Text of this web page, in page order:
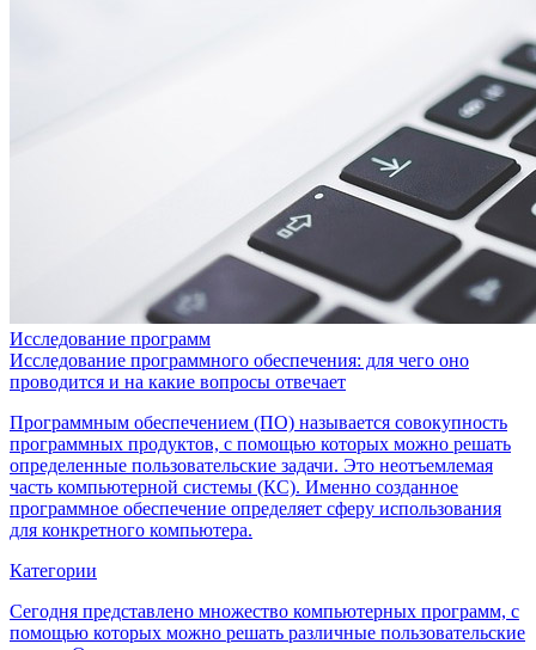
Исследование программ
Исследование программного обеспечения: для чего оно
проводится и на какие вопросы отвечает
Программным обеспечением (ПО) называется совокупность
программных продуктов, с помощью которых можно решать
определенные пользовательские задачи. Это неотъемлемая
часть компьютерной системы (КС). Именно созданное
программное обеспечение определяет сферу использования
для конкретного компьютера.
Категории
Сегодня представлено множество компьютерных программ, с
помощью которых можно решать различные пользовательские